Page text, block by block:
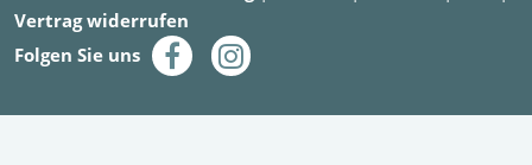
Vertrag widerrufen
Folgen Sie uns